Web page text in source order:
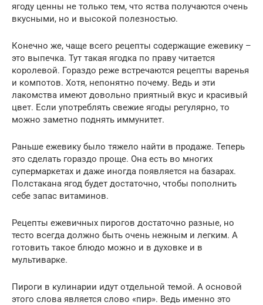
ягоду ценны не только тем, что яства получаются очень
вкусными, но и высокой полезностью.
Конечно же, чаще всего рецепты содержащие ежевику –
это выпечка. Тут такая ягодка по праву читается
королевой. Гораздо реже встречаются рецепты варенья
и компотов. Хотя, непонятно почему. Ведь и эти
лакомства имеют довольно приятный вкус и красивый
цвет. Если употреблять свежие ягоды регулярно, то
можно заметно поднять иммунитет.
Раньше ежевику было тяжело найти в продаже. Теперь
это сделать гораздо проще. Она есть во многих
супермаркетах и даже иногда появляется на базарах.
Полстакана ягод будет достаточно, чтобы пополнить
себе запас витаминов.
Рецепты ежевичных пирогов достаточно разные, но
тесто всегда должно быть очень нежным и легким. А
готовить такое блюдо можно и в духовке и в
мультиварке.
Пироги в кулинарии идут отдельной темой. А основой
этого слова является слово «пир». Ведь именно это